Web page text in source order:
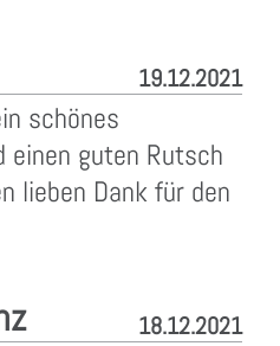
19.12.2021
schönes
guten Rutsch
lieben Dank für den
18.12.2021